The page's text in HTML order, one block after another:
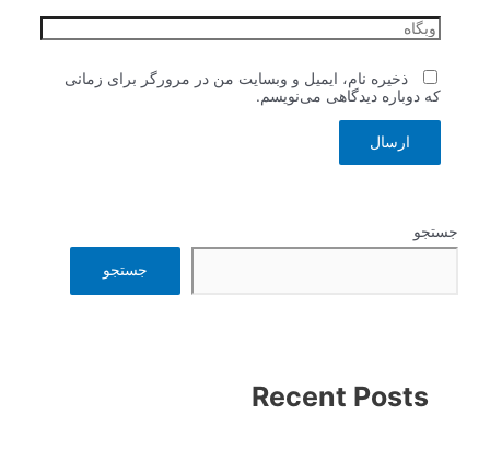
وبگاه
ذخیره نام، ایمیل و وبسایت من در مرورگر برای زمانی
که دوباره دیدگاهی می‌نویسم.
جستجو
جستجو
Recent Posts